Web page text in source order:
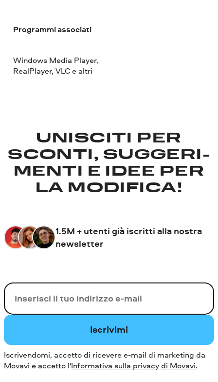
Programmi associati
Windows Media Player,
RealPlayer, VLC e altri
UNISCITI PER
SCONTI, SUGGERI­
MENTI E IDEE PER
LA MODIFICA!
1.5M + utenti già iscritti alla nostra
newsletter
La tua e-mail
Iscrivimi
Iscrivendomi, accetto di ricevere e-mail di marketing da
Movavi e accetto l'Informativa sulla privacy di Movavi.